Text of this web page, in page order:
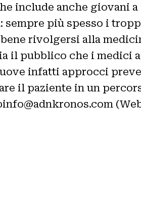
include anche giovani a
sempre più spesso i
rivolgersi alla
il pubblico che i medici
infatti approcci
il paziente in un